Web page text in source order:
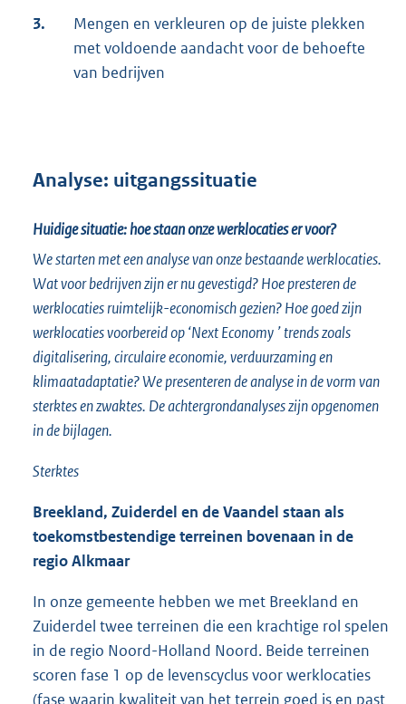
3.
Mengen en verkleuren op de juiste plekken
met voldoende aandacht voor de behoefte
van bedrijven
Analyse: uitgangssituatie
Huidige situatie: hoe staan onze werklocaties er voor?
We starten met een analyse van onze bestaande werklocaties.
Wat voor bedrijven zijn er nu gevestigd? Hoe presteren de
werklocaties ruimtelijk-economisch gezien? Hoe goed zijn
werklocaties voorbereid op ‘NextEconomy ’ trends zoals
digitalisering, circulaire economie, verduurzaming en
klimaatadaptatie? We presenteren de analyse in de vorm van
sterktes en zwaktes. De achtergrondanalyses zijn opgenomen
in de bijlagen.
Sterktes
Breekland, Zuiderdel en de Vaandel staan als
toekomstbestendige terreinen bovenaan in de
regio Alkmaar
In onze gemeente hebben we met Breekland en
Zuiderdel twee terreinen die een krachtige rol spelen
in de regio Noord-Holland Noord. Beide terreinen
scoren fase 1 op de levenscyclus voor werklocaties
(fase waarin kwaliteit van het terrein goed is en past